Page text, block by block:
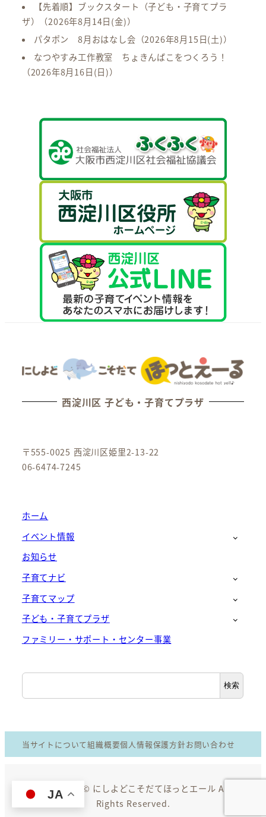
【先着順】ブックスタート（子ども・子育てプラ
ザ）
（2026年8月14日(金)）
パタポン 8月おはなし会 （2026年8月15日(土)）
なつやすみ工作教室 ちょきんばこをつくろう！
（2026年8月16日(日)）
西淀川区 子ども・子育てプラザ
〒555-0025 西淀川区姫里2-13-22
06-6474-7245
ホーム
イベント情報
お知らせ
子育てナビ
子育てマップ
子ども・子育てプラザ
ファミリー・サポート・センター事業
検
索
検索
当サイトについて組織概要個人情報保護方針お問い合わせ
Copyright © にしよどこそだてほっとエール All
Rights Reserved.
JA